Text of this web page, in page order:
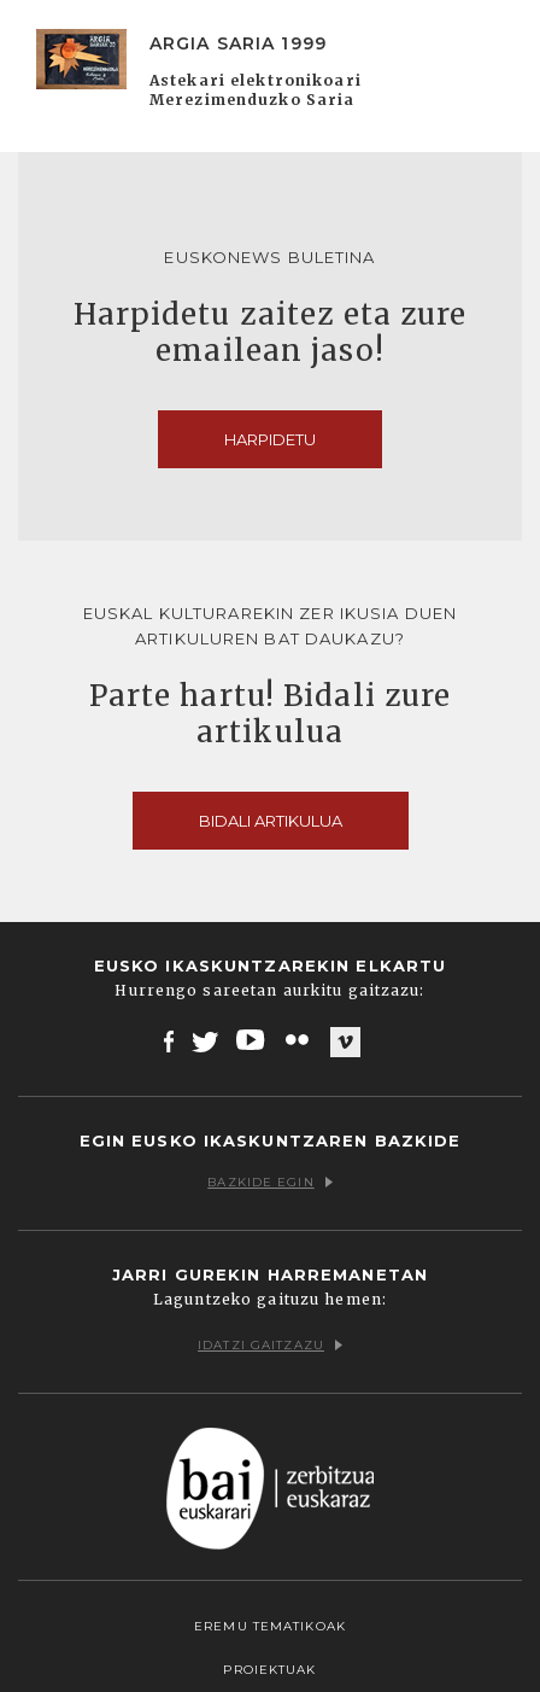
ARGIA SARIA 1999
Astekari elektronikoari
Merezimenduzko Saria
EUSKONEWS BULETINA
Harpidetu zaitez eta zure
emailean jaso!
HARPIDETU
EUSKAL KULTURAREKIN ZER IKUSIA DUEN
ARTIKULUREN BAT DAUKAZU?
Parte hartu! Bidali zure
artikulua
BIDALI ARTIKULUA
EUSKO IKASKUNTZAREKIN ELKARTU
Hurrengo sareetan aurkitu gaitzazu:
EGIN EUSKO IKASKUNTZAREN BAZKIDE
BAZKIDE EGIN
JARRI GUREKIN HARREMANETAN
Laguntzeko gaituzu hemen:
IDATZI GAITZAZU
EREMU TEMATIKOAK
PROIEKTUAK